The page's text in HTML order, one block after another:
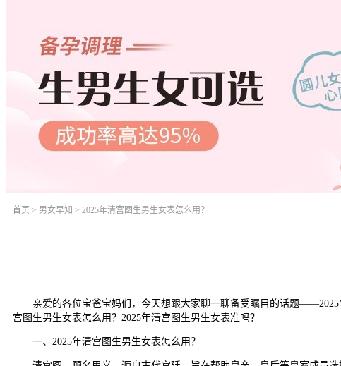
首页 > 男女早知 > 2025年清宫图生男生女表怎么用？
亲爱的各位宝爸宝妈们，今天想跟大家聊一聊备受瞩目的话题——2025
宫图生男生女表怎么用？2025年清宫图生男生女表准吗？
一、2025年清宫图生男生女表怎么用？